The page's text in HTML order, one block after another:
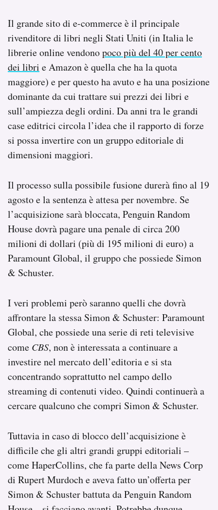
Il grande sito di e-commerce è il principale
rivenditore di libri negli Stati Uniti (in Italia le
librerie online vendonopoco più del 40 per cento
dei libri e Amazon è quella che ha la quota
maggiore) e per questo ha avuto e ha una posizione
dominante da cui trattare sui prezzi dei libri e
sull’ampiezza degli ordini. Da anni tra le grandi
case editrici circola l’idea che il rapporto di forze
si possa invertire con un gruppo editoriale di
dimensioni maggiori.
Il processo sulla possibile fusione durerà fino al 19
agosto e la sentenza è attesa per novembre. Se
l’acquisizione sarà bloccata, Penguin Random
House dovrà pagare una penale di circa 200
milioni di dollari (più di 195 milioni di euro) a
Paramount Global, il gruppo che possiede Simon
& Schuster.
I veri problemi però saranno quelli che dovrà
affrontare la stessa Simon & Schuster: Paramount
Global, che possiede una serie di reti televisive
come CBS, non è interessata a continuare a
investire nel mercato dell’editoria e si sta
concentrando soprattutto nel campo dello
streaming di contenuti video. Quindi continuerà a
cercare qualcuno che compri Simon & Schuster.
Tuttavia in caso di blocco dell’acquisizione è
difficile che gli altri grandi gruppi editoriali –
come HaperCollins, che fa parte della News Corp
di Rupert Murdoch e aveva fatto un’offerta per
Simon & Schuster battuta da Penguin Random